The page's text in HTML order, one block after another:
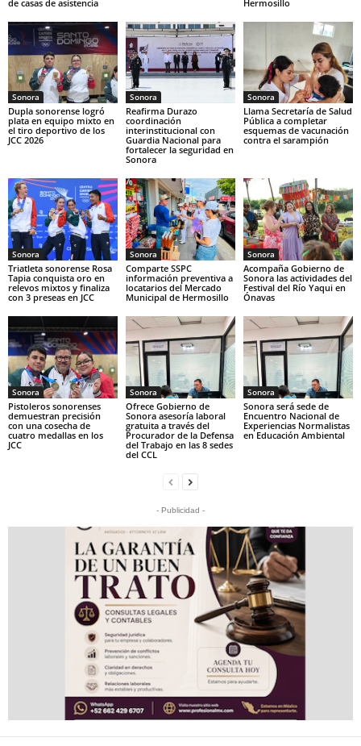
de casas de asistencia Hermosillo
Sonora
Dupla sonorense logró
plata en equipo mixto en
el tiro deportivo de los
JCC 2026
Sonora
Reafirma Durazo
coordinación
interinstitucional con
Guardia Nacional para
fortalecer la seguridad en
Sonora
Sonora
Llama Secretaría de Salud
Pública a completar
esquemas de vacunación
contra el sarampión
Sonora
Triatleta sonorense Rosa
Tapia conquista oro en
relevos mixtos y finaliza
con 3 preseas en JCC
Sonora
Comparte SSPC
información preventiva a
locatarios del Mercado
Municipal de Hermosillo
Sonora
Acompaña Gobierno de
Sonora las actividades del
Festival del Río Yaqui en
Ónavas
Sonora
Pistoleros sonorenses
demuestran precisión
con una cosecha de
cuatro medallas en los
JCC
Sonora
Ofrece Gobierno de
Sonora asesoría laboral
gratuita a través del
Procurador de la Defensa
del Trabajo en las 8 sedes
del CCL
Sonora
Sonora será sede de
Encuentro Nacional de
Experiencias Normalistas
en Educación Ambiental
- Publicidad -